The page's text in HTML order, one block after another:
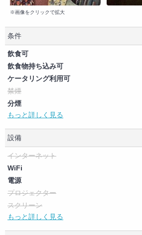
※画像をクリックで拡大
条件
飲食可
飲食物持ち込み可
ケータリング利用可
禁煙
分煙
喫煙可（制限なし）
ペット可
商用利用可
撮影可
大音量イベント可
もっと詳しく見る
設備
インターネット
WiFi
電源
プロジェクター
スクリーン
ホワイトボード
パソコン
もっと詳しく見る